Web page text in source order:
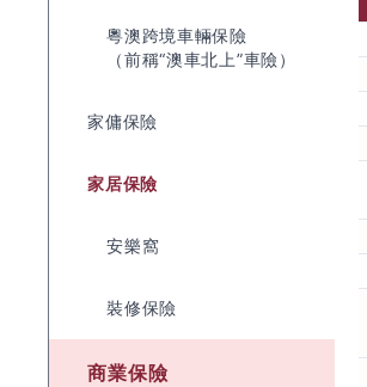
粵澳跨境車輛保險
（前稱“澳車北上”車險）
家傭保險
家居保險
安樂窩
裝修保險
商業保險